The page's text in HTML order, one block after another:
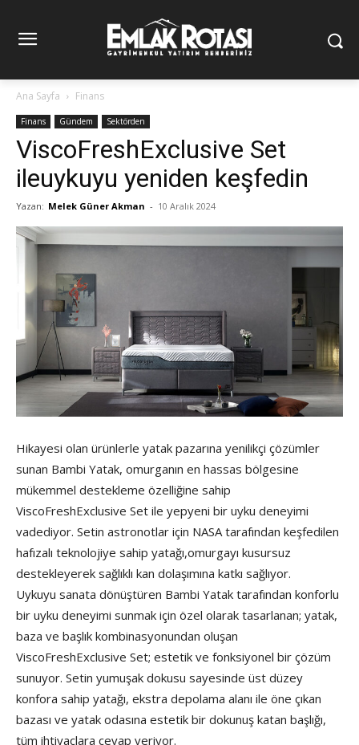
Ana Sayfa Finans
Finans Gündem Sektörden
ViscoFreshExclusive Set
ileuykuyu yeniden keşfedin
Yazan: Melek Güner Akman - 10 Aralık 2024
Hikayesi olan ürünlerle yatak pazarına yenilikçi çözümler
sunan Bambi Yatak, omurganın en hassas bölgesine
mükemmel destekleme özelliğine sahip
ViscoFreshExclusive Set ile yepyeni bir uyku deneyimi
vadediyor. Setin astronotlar için NASA tarafından keşfedilen
hafızalı teknolojiye sahip yatağı,omurgayı kusursuz
destekleyerek sağlıklı kan dolaşımına katkı sağlıyor.
Uykuyu sanata dönüştüren Bambi Yatak tarafından konforlu
bir uyku deneyimi sunmak için özel olarak tasarlanan; yatak,
baza ve başlık kombinasyonundan oluşan
ViscoFreshExclusive Set; estetik ve fonksiyonel bir çözüm
sunuyor. Setin yumuşak dokusu sayesinde üst düzey
konfora sahip yatağı, ekstra depolama alanı ile öne çıkan
bazası ve yatak odasına estetik bir dokunuş katan başlığı,
tüm ihtiyaçlara cevap veriyor.